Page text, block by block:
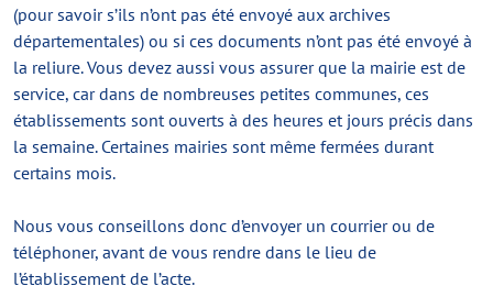
(pour savoir s’ils n’ont pas été envoyé aux archives
départementales) ou si ces documents n’ont pas été envoyé à
la reliure. Vous devez aussi vous assurer que la mairie est de
service, car dans de nombreuses petites communes, ces
établissements sont ouverts à des heures et jours précis dans
la semaine. Certaines mairies sont même fermées durant
certains mois.
Nous vous conseillons donc d’envoyer un courrier ou de
téléphoner, avant de vous rendre dans le lieu de
l’établissement de l’acte.